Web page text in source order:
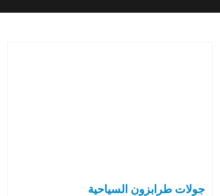
جولات طرابزون السياحية